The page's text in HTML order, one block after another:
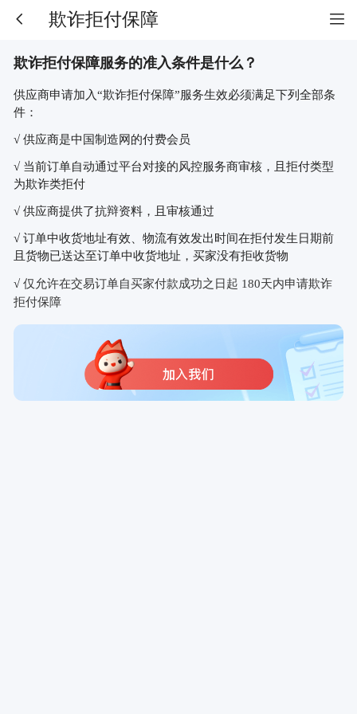
欺诈拒付保障
欺诈拒付保障服务的准入条件是什么？
供应商申请加入“欺诈拒付保障”服务生效必须满足下列全部条
件：
√ 供应商是中国制造网的付费会员
√ 当前订单自动通过平台对接的风控服务商审核，且拒付类型
为欺诈类拒付
√ 供应商提供了抗辩资料，且审核通过
√ 订单中收货地址有效、物流有效发出时间在拒付发生日期前
且货物已送达至订单中收货地址，买家没有拒收货物
√ 仅允许在交易订单自买家付款成功之日起 180天内申请欺诈
拒付保障